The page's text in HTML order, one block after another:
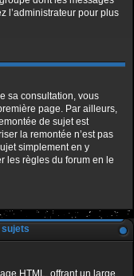
l’administrateur pour plus
sa consultation, vous
page. Par ailleurs,
de sujet est
la remontée n’est pas
simplement en y
les règles du forum en le
sujets
HTML, offrant un large